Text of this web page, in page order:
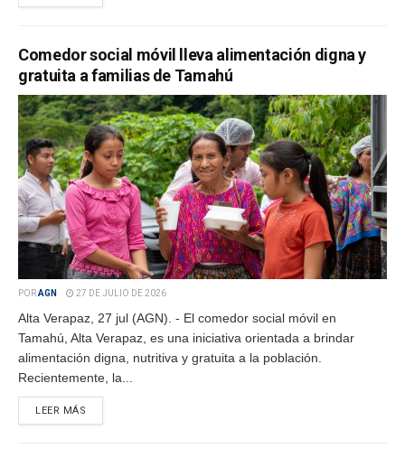
Comedor social móvil lleva alimentación digna y
gratuita a familias de Tamahú
PORAGN 27 DE JULIO DE 2026
Alta Verapaz, 27 jul (AGN). - El comedor social móvil en
Tamahú, Alta Verapaz, es una iniciativa orientada a brindar
alimentación digna, nutritiva y gratuita a la población.
Recientemente, la...
LEER MÁS